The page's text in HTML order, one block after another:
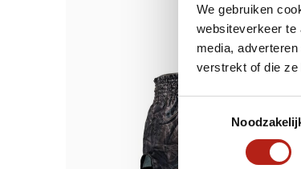
We gebruiken
websiteverkeer te
media,
verstrekt of die
Toestemmingsselectie